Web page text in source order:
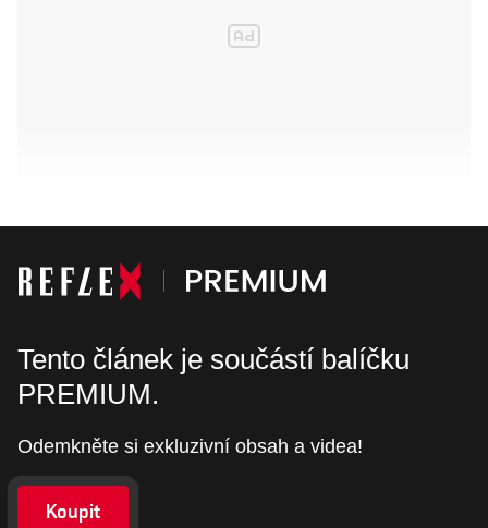
Tento článek je součástí balíčku
PREMIUM.
Odemkněte si exkluzivní obsah a videa!
Koupit